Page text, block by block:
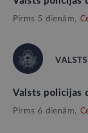
Pirms 5 dienām,
Valsts policijas
Pirms 6 dienām,